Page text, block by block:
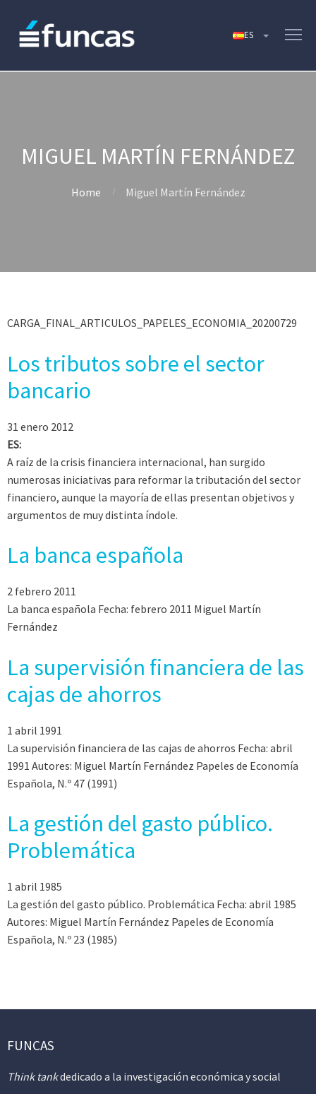
MIGUEL MARTÍN FERNÁNDEZ
Home Miguel Martín Fernández
CARGA_FINAL_ARTICULOS_PAPELES_ECONOMIA_20200729
Los tributos sobre el sector
bancario
31 enero 2012
ES:
A raíz de la crisis financiera internacional, han surgido
numerosas iniciativas para reformar la tributación del sector
financiero, aunque la mayoría de ellas presentan objetivos y
argumentos de muy distinta índole.
La banca española
2 febrero 2011
La banca española Fecha: febrero 2011 Miguel Martín
Fernández
La supervisión financiera de las
cajas de ahorros
1 abril 1991
La supervisión financiera de las cajas de ahorros Fecha: abril
1991 Autores: Miguel Martín Fernández Papeles de Economía
Española, N.º 47 (1991)
La gestión del gasto público.
Problemática
1 abril 1985
La gestión del gasto público. Problemática Fecha: abril 1985
Autores: Miguel Martín Fernández Papeles de Economía
Española, N.º 23 (1985)
FUNCAS
Think tankdedicado a la investigación económica y social